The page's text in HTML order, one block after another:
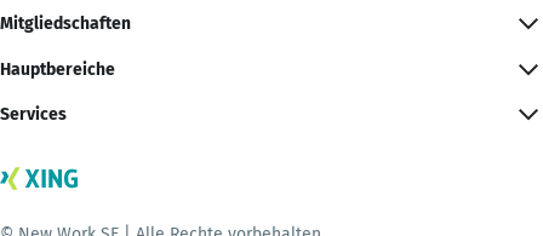
Mitgliedschaften
Hauptbereiche
Services